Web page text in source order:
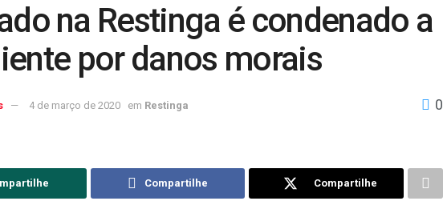
na Restinga é condenado a
por danos morais
4 de março de 2020 em Restinga 0
Compartilhe Compartilhe